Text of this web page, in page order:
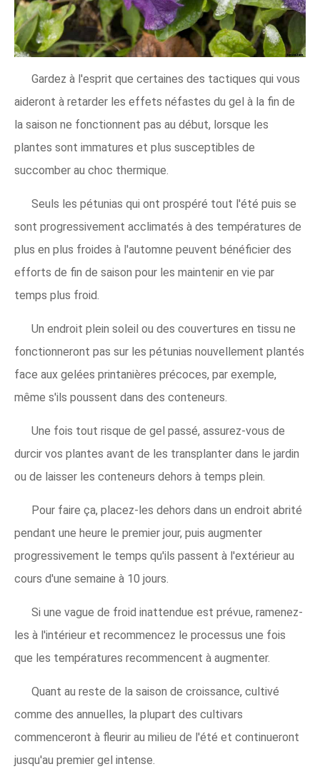
Gardez à l'esprit que certaines des tactiques qui vous
aideront à retarder les effets néfastes du gel à la fin de
la saison ne fonctionnent pas au début, lorsque les
plantes sont immatures et plus susceptibles de
succomber au choc thermique.
Seuls les pétunias qui ont prospéré tout l'été puis se
sont progressivement acclimatés à des températures de
plus en plus froides à l'automne peuvent bénéficier des
efforts de fin de saison pour les maintenir en vie par
temps plus froid.
Un endroit plein soleil ou des couvertures en tissu ne
fonctionneront pas sur les pétunias nouvellement plantés
face aux gelées printanières précoces, par exemple,
même s'ils poussent dans des conteneurs.
Une fois tout risque de gel passé, assurez-vous de
durcir vos plantes avant de les transplanter dans le jardin
ou de laisser les conteneurs dehors à temps plein.
Pour faire ça, placez-les dehors dans un endroit abrité
pendant une heure le premier jour, puis augmenter
progressivement le temps qu'ils passent à l'extérieur au
cours d'une semaine à 10 jours.
Si une vague de froid inattendue est prévue, ramenez-
les à l'intérieur et recommencez le processus une fois
que les températures recommencent à augmenter.
Quant au reste de la saison de croissance, cultivé
comme des annuelles, la plupart des cultivars
commenceront à fleurir au milieu de l'été et continueront
jusqu'au premier gel intense.